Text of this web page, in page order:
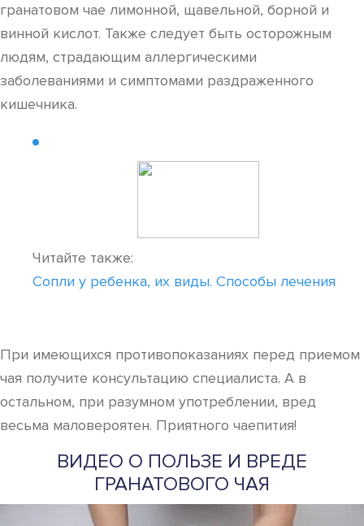
гранатовом чае лимонной, щавельной, борной и
винной кислот. Также следует быть осторожным
людям, страдающим аллергическими
заболеваниями и симптомами раздраженного
кишечника.
Читайте также:
Сопли у ребенка, их виды. Способы лечения
При имеющихся противопоказаниях перед приемом
чая получите консультацию специалиста. А в
остальном, при разумном употреблении, вред
весьма маловероятен. Приятного чаепития!
ВИДЕО О ПОЛЬЗЕ И ВРЕДЕ
ГРАНАТОВОГО ЧАЯ